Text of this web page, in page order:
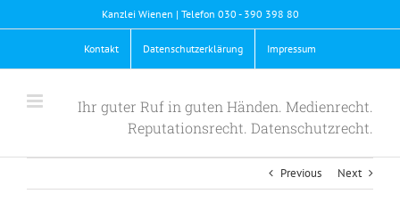
to
Kanzlei Wienen | Telefon 030 - 390 398 80
Kontakt Datenschutzerklärung Impressum
Ihr guter Ruf in guten Händen. Medienrecht.
Reputationsrecht. Datenschutzrecht.
Previous Next